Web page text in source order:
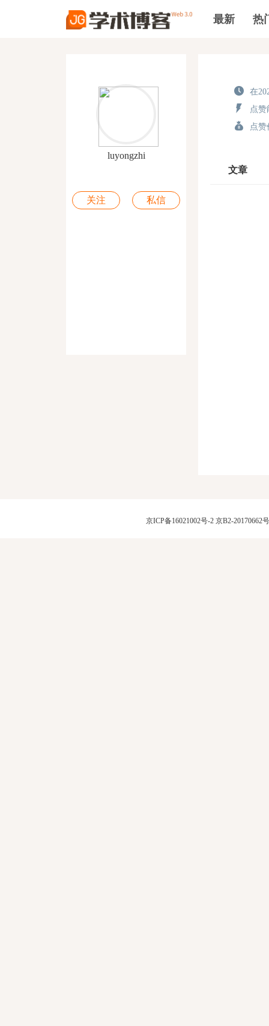
最新 热
luyongzhi
关注 私信
在
点赞
点赞
文章
京ICP备16021002号-2京B2-20170662